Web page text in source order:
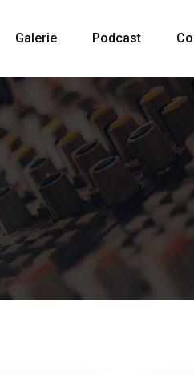
Galerie Podcast